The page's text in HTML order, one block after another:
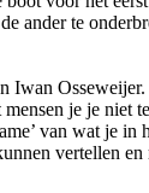
ander te
je je
van wat je
vertellen